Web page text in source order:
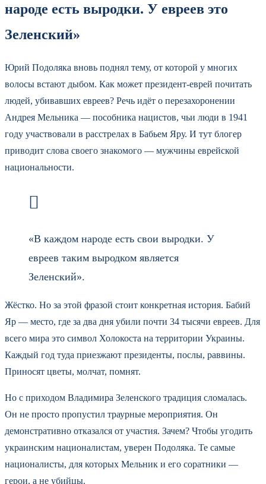
народе есть выродки. У евреев это
Зеленский»
Юрий Подоляка вновь поднял тему, от которой у многих
волосы встают дыбом. Как может президент-еврей почитать
людей, убивавших евреев? Речь идёт о перезахоронении
Андрея Мельника — пособника нацистов, чьи люди в 1941
году участвовали в расстрелах в Бабьем Яру. И тут блогер
приводит слова своего знакомого — мужчины еврейской
национальности.
«В каждом народе есть свои выродки. У
евреев таким выродком является
Зеленский».
Жёстко. Но за этой фразой стоит конкретная история. Бабий
Яр — место, где за два дня убили почти 34 тысячи евреев. Для
всего мира это символ Холокоста на территории Украины.
Каждый год туда приезжают президенты, послы, раввины.
Приносят цветы, молчат, помнят.
Но с приходом Владимира Зеленского традиция сломалась.
Он не просто пропустил траурные мероприятия. Он
демонстративно отказался от участия. Зачем? Чтобы угодить
украинским националистам, уверен Подоляка. Те самые
националисты, для которых Мельник и его соратники —
герои, а не убийцы.